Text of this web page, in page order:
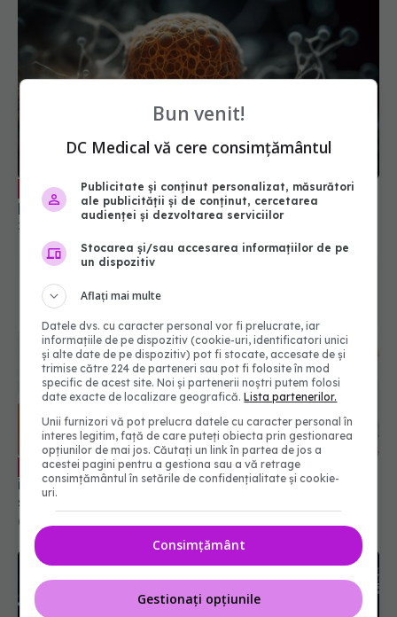
EXCLUSIV Cum aleg medicii tratamentul care îți
poate salva viața în cancer
28 iun 2025, 22:41
EXCLUSIV Cum se pune diagnosticul de
infertilitate. Dr. Andreas Vythoulkas: Lucrurile
sunt împărțite
06 noi 2025, 22:09
Bun venit!
DC Medical vă cere consimțământul
Publicitate și conținut personalizat, măsurători
ale publicității și de conținut, cercetarea
audienței și dezvoltarea serviciilor
Stocarea și/sau accesarea informațiilor de pe
un dispozitiv
Aflați mai multe
Datele dvs. cu caracter personal vor fi prelucrate, iar
informațiile de pe dispozitiv (cookie-uri, identificatori unici
și alte date de pe dispozitiv) pot fi stocate, accesate de și
trimise către 224 de parteneri sau pot fi folosite în mod
specific de acest site. Noi și partenerii noștri putem folosi
date exacte de localizare geografică.Lista partenerilor.
Unii furnizori vă pot prelucra datele cu caracter personal în
interes legitim, față de care puteți obiecta prin gestionarea
opțiunilor de mai jos. Căutați un link în partea de jos a
acestei pagini pentru a gestiona sau a vă retrage
consimțământul în setările de confidențialitate și cookie-
uri.
Consimțământ
Gestionați opțiunile